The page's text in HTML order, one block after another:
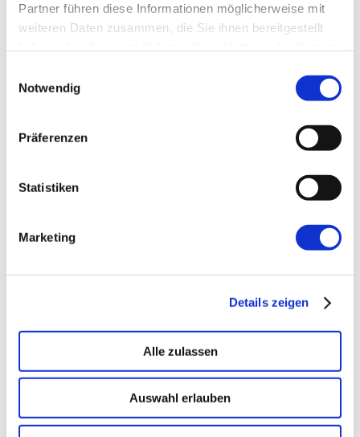
Partner führen diese Informationen möglicherweise mit
weiteren Daten zusammen, die Sie ihnen bereitgestellt
Notwendig
Präferenzen
Statistiken
Marketing
Details zeigen
Alle zulassen
Auswahl erlauben
Website
Of Love and Hate: TypeScript,
Redux and immutable.js